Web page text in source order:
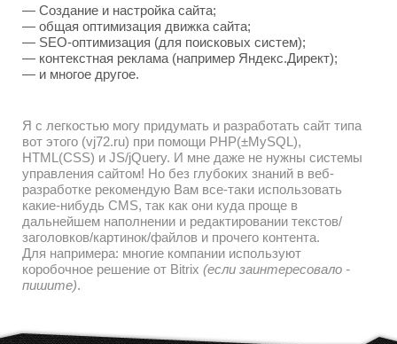
— Создание и настройка сайта;
— общая оптимизация движка сайта;
— SEO-оптимизация (для поисковых систем);
— контекстная реклама (например Яндекс.Директ);
Я с легкостью могу придумать и разработать сайт типа
вот этого (vj72.ru) при помощи PHP(±MySQL),
HTML(CSS) и JS/jQuery. И мне даже не нужны системы
управления сайтом! Но без глубоких знаний в веб-
разработке рекомендую Вам все-таки использовать
какие-нибудь CMS, так как они куда проще в
дальнейшем наполнении и редактировании текстов/
заголовков/картинок/файлов и прочего контента.
Для напримера: многие компании используют
коробочное решение от Bitrix